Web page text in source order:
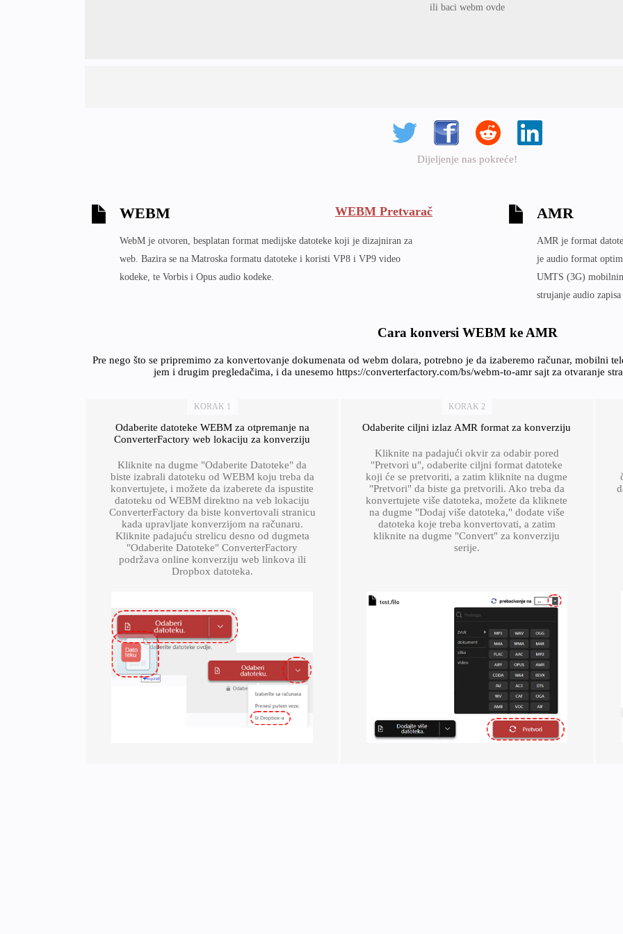
ili baci webm ovde
Dijeljenje nas pokreće!
WEBM WEBM Pretvarač
WebM je otvoren, besplatan format medijske datoteke koji je dizajniran za
web. Bazira se na Matroska formatu datoteke i koristi VP8 i VP9 video
kodeke, te Vorbis i Opus audio kodeke.
AMR
AMR je format
je audio format
UMTS (3G)
strujanje audio
Cara konversi WEBM ke AMR
Pre nego što se pripremimo za konvertovanje dokumenata od webm dolara, potrebno je da izaberemo računar, mobilni
jem i drugim pregledačima, i da unesemo https://converterfactory.com/bs/webm-to-amr sajt za otvaranje
KORAK 1
Odaberite datoteke WEBM za otpremanje na
ConverterFactory web lokaciju za konverziju
Kliknite na dugme "Odaberite Datoteke" da
biste izabrali datoteku od WEBM koju treba da
konvertujete, i možete da izaberete da ispustite
datoteku od WEBM direktno na veb lokaciju
ConverterFactory da biste konvertovali stranicu
kada upravljate konverzijom na računaru.
Kliknite padajuću strelicu desno od dugmeta
"Odaberite Datoteke" ConverterFactory
podržava online konverziju web linkova ili
Dropbox datoteka.
KORAK 2
Odaberite ciljni izlaz AMR format za konverziju
Kliknite na padajući okvir za odabir pored
"Pretvori u", odaberite ciljni format datoteke
koji će se pretvoriti, a zatim kliknite na dugme
"Pretvori" da biste ga pretvorili. Ako treba da
konvertujete više datoteka, možete da kliknete
na dugme "Dodaj više datoteka," dodate više
datoteka koje treba konvertovati, a zatim
kliknite na dugme "Convert" za konverziju
serije.